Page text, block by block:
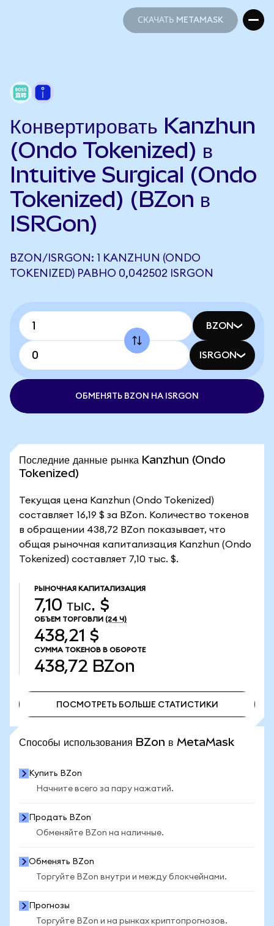
СКАЧАТЬ METAMASK
Конвертировать Kanzhun
(Ondo Tokenized) в
Intuitive Surgical (Ondo
Tokenized) (BZon в
ISRGon)
BZON/ISRGON: 1 KANZHUN (ONDO
TOKENIZED) РАВНО 0,042502 ISRGON
BZON
ISRGON
ОБМЕНЯТЬ BZON НА ISRGON
Последние данные рынка Kanzhun (Ondo
Tokenized)
Текущая цена Kanzhun (Ondo Tokenized)
составляет 16,19 $ за BZon. Количество токенов
в обращении 438,72 BZon показывает, что
общая рыночная капитализация Kanzhun (Ondo
Tokenized) составляет 7,10 тыс. $.
РЫНОЧНАЯ КАПИТАЛИЗАЦИЯ
7,10 тыс. $
ОБЪЕМ ТОРГОВЛИ (24 Ч)
438,21 $
СУММА ТОКЕНОВ В ОБОРОТЕ
438,72 BZon
ПОСМОТРЕТЬ БОЛЬШЕ СТАТИСТИКИ
Способы использования BZon в MetaMask
Купить BZon
Начните всего за пару нажатий.
Продать BZon
Обменяйте BZon на наличные.
Обменять BZon
Торгуйте BZon внутри и между блокчейнами.
Прогнозы
Торгуйте BZon и на рынках криптопрогнозов.